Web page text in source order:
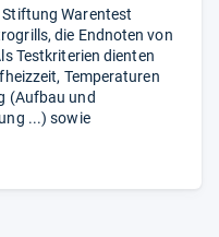
Warentest
die Endnoten von
Testkriterien dienten
Temperaturen
(Aufbau und
...) sowie